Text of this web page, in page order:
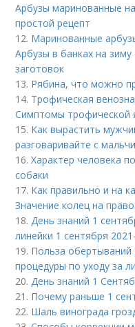
Арбузы маринованные
простой рецепт
12. Маринованные
Арбузы в банках на
заготовок
13. Рябина, что можно
14. Трофическая
Симптомы трофической
15. Как вырастить
разговаривайте с
16.Характер человека
собаки
17. Как правильно и на
Значение колец на
18. День знаний 1
линейки 1 сентября
19. Польза обертываний
процедуры по уходу за
20. День знаний 1
21. Почему раньше 1
22. Шаль винограда